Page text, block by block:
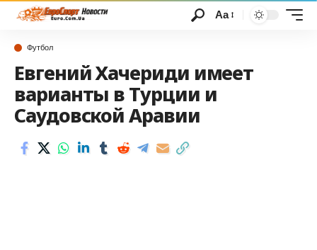
Аа
Футбол
Евгений Хачериди имеет
варианты в Турции и
Саудовской Аравии